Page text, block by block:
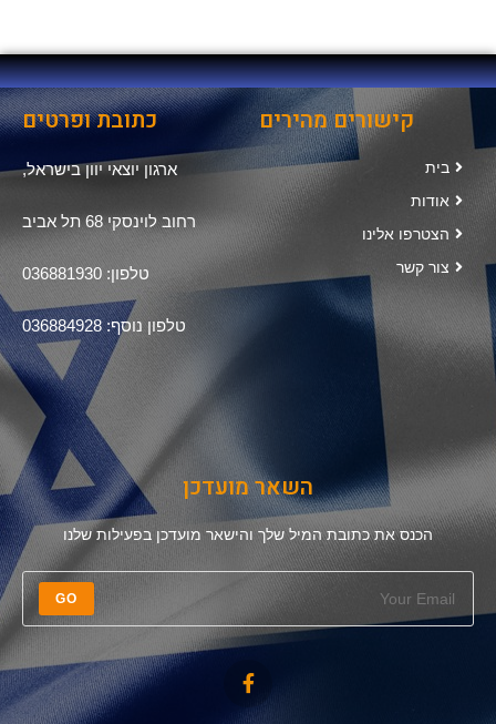
קישורים מהירים
בית
אודות
הצטרפו אלינו
צור קשר
כתובת ופרטים
ארגון יוצאי יוון בישראל,
רחוב לוינסקי 68 תל אביב
טלפון: 036881930
טלפון נוסף: 036884928
השאר מועדכן
הכנס את כתובת המיל שלך והישאר מועדכן בפעילות שלנו
GO